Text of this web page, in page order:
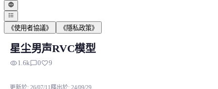
language
format_list_bulleted
《使用者協議》 《隱私政策》
星塵男聲RVC模型
星尘男声RVC模型
visibility1.6kchat_bubble_outline0favorite9
更新於: 26/07/11釋出於: 24/09/29